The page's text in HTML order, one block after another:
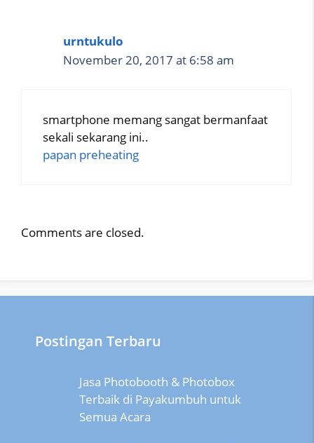
urntukulo
November 20, 2017 at 6:58 am
smartphone memang sangat bermanfaat
sekali sekarang ini..
papan preheating
Comments are closed.
Postingan Terbaru
Jasa Photobooth & Photobox
Terbaik di Payakumbuh untuk
Semua Acara